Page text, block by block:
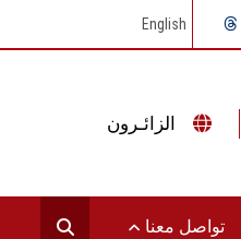
English
تواصل معنا